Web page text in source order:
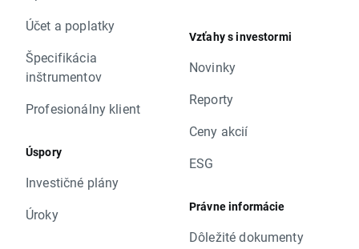
Účet a poplatky
Špecifikácia
inštrumentov
Profesionálny klient
Úspory
Investičné plány
Úroky
Vzťahy s investormi
Novinky
Reporty
Ceny akcií
ESG
Právne informácie
Dôležité dokumenty